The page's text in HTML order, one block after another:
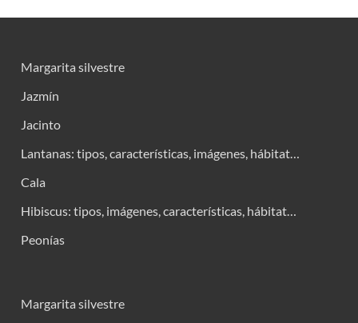
Margarita silvestre
Jazmín
Jacinto
Lantanas: tipos, características, imágenes, hábitat…
Cala
Hibiscus: tipos, imágenes, características, hábitat…
Peonías
Margarita silvestre